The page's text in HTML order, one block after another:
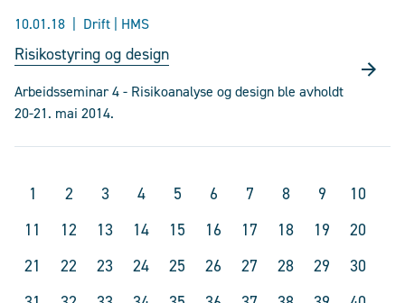
10.01.18 Drift | HMS
Risikostyring og design
Arbeidsseminar 4 - Risikoanalyse og design ble avholdt
20-21. mai 2014.
1 2 3 4 5 6 7 8 9
10
11
12 13 14 15 16 17 18 19
20
21
22 23 24 25 26 27 28 29
30